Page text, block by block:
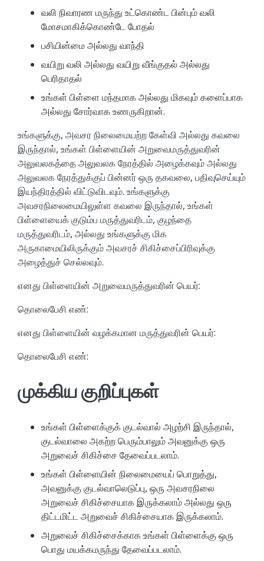
வலி நிவாரண மருந்து உட்கொண்ட பின்பும் வலி
மோசமாகிக்கொண்டே போதல்
பசியின்மை அல்லது வாந்தி
வயிறு வலி அல்லது வயிறு வீங்குதல் அல்லது
பெரிதாதல்
உங்கள் பிள்ளை மந்தமாக அல்லது மிகவும் களைப்பாக
அல்லது சோர்வாக உணருகிறான்.
உங்களுக்கு, அவசர நிலைமையற்ற கேள்வி அல்லது கவலை
இருந்தால், உங்கள் பிள்ளையின் அறுவைமருத்துவரின்
அலுவலகத்தை அலுவலக நேரத்தில் அழைக்கவும் அல்லது
அலுவலக நேரத்துக்குப் பின்னர் ஒரு தகவலை, பதிவுசெய்யும்
இயந்திரத்தில் விட்டுவிடவும். உங்களுக்கு
அவசரநிலைமையிலுள்ள கவலை இருந்தால், உங்கள்
பிள்ளையைக் குடும்ப மருத்துவரிடம், குழந்தை
மருத்துவரிடம், அல்லது உங்களுக்கு மிக
அருகாமையிலிருக்கும் அவசரச் சிகிச்சைப்பிரிவுக்கு
அழைத்துச் செல்லவும்.
எனது பிள்ளையின் அறுவைமருத்துவரின் பெயர்:
தொலைபேசி எண்:
எனது பிள்ளையின் வழக்கமான மருத்துவரின் பெயர்:
தொலைபேசி எண்:
முக்கிய குறிப்புகள்
உங்கள் பிள்ளைக்குக் குடல்வால் அழற்சி இருந்தால்,
குடல்வாலை அகற்ற பெரும்பாலும் அவனுக்கு ஒரு
அறுவைச் சிகிச்சை தேவைப்படலாம்.
உங்கள் பிள்ளையின் நிலைமையைப் பொறுத்து,
அவனுக்கு குடல்வாலெடுப்பு, ஒரு அவசரநிலை
அறுவைச் சிகிச்சையாக இருக்கலாம் அல்லது ஒரு
திட்டமிட்ட அறுவைச் சிகிச்சையாக இருக்கலாம்.
அறுவைச் சிகிச்சைக்காக உங்கள் பிள்ளைக்கு ஒரு
பொது மயக்கமருந்து தேவைப்படலாம்.